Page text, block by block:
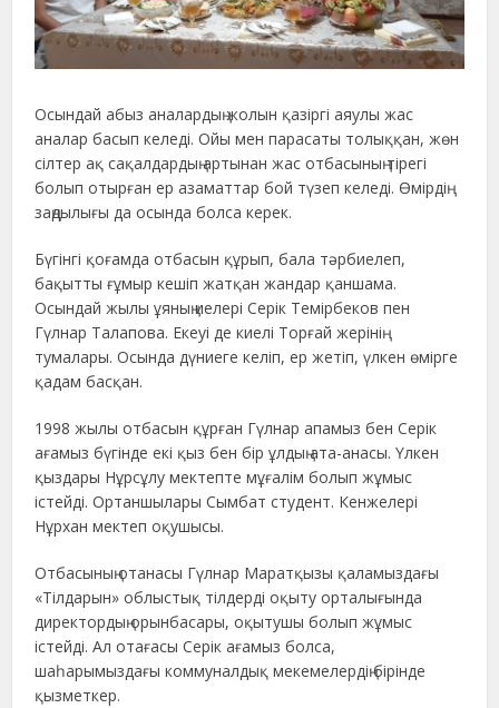
Осындай абыз аналардың жолын қазіргі аяулы жас
аналар басып келеді. Ойы мен парасаты толыққан, жөн
сілтер ақ сақалдардың артынан жас отбасының тірегі
болып отырған ер азаматтар бой түзеп келеді. Өмірдің
заңдылығы да осында болса керек.
Бүгінгі қоғамда отбасын құрып, бала тәрбиелеп,
бақытты ғұмыр кешіп жатқан жандар қаншама.
Осындай жылы ұяның иелері Серік Темірбеков пен
Гүлнар Талапова. Екеуі де киелі Торғай жерінің
тумалары. Осында дүниеге келіп, ер жетіп, үлкен өмірге
қадам басқан.
1998 жылы отбасын құрған Гүлнар апамыз бен Серік
ағамыз бүгінде екі қыз бен бір ұлдың ата-анасы. Үлкен
қыздары Нұрсұлу мектепте мұғалім болып жұмыс
істейді. Ортаншылары Сымбат студент. Кенжелері
Нұрхан мектеп оқушысы.
Отбасының отанасы Гүлнар Маратқызы қаламыздағы
«Тілдарын» облыстық тілдерді оқыту орталығында
директордың орынбасары, оқытушы болып жұмыс
істейді. Ал отағасы Серік ағамыз болса,
шаһарымыздағы коммуналдық мекемелердің бірінде
қызметкер.